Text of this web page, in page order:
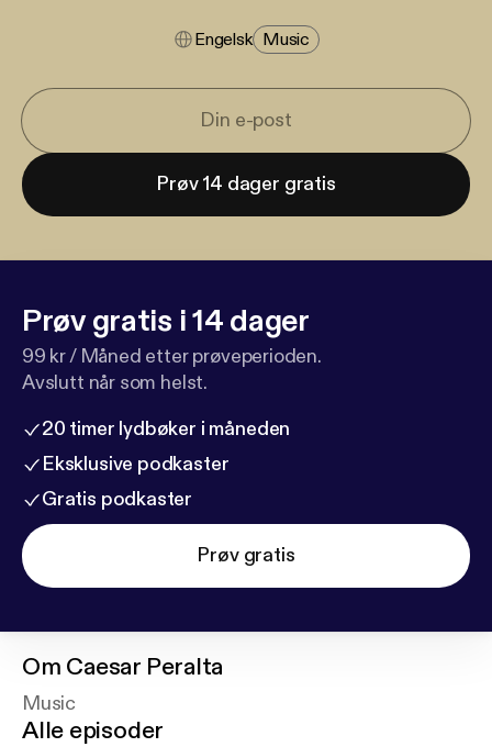
Engelsk Music
Prøv 14 dager gratis
Prøv gratis i 14 dager
99 kr / Måned etter prøveperioden.
Avslutt når som helst.
20 timer lydbøker i måneden
Eksklusive podkaster
Gratis podkaster
Prøv gratis
Om Caesar Peralta
Music
Alle episoder